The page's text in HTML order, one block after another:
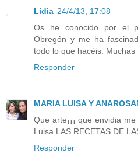
Lídia 24/4/13, 17:08
Os he conocido por el
Obregón y me ha
todo lo que hacéis. Muchas
Responder
MARIA LUISA Y
Que arte¡¡¡ que envidia
Luisa LAS RECETAS DE
Responder